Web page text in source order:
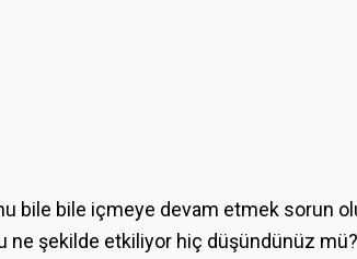
bile bile içmeye devam etmek sorun
ne şekilde etkiliyor hiç düşündünüz mü?